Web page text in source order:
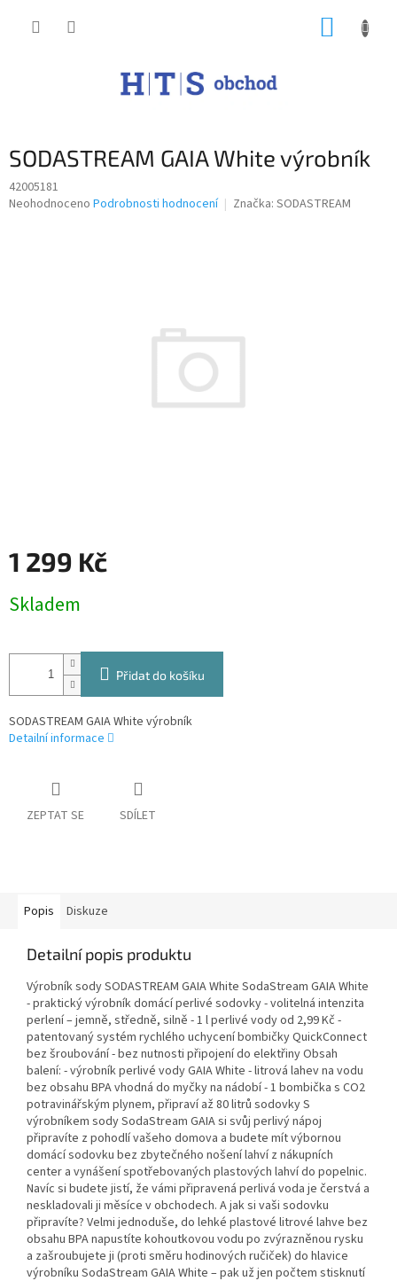
SODASTREAM GAIA White výrobník
42005181
Průměrné
Neohodnoceno Podrobnosti hodnocení Značka: SODASTREAM
1 299 Kč
cena:
Skladem
Přidat do košíku
SODASTREAM GAIA White výrobník
Detailní informace
ZEPTAT SE SDÍLET
Popis Diskuze
Detailní popis produktu
Výrobník sody SODASTREAM GAIA White SodaStream GAIA White
- praktický výrobník domácí perlivé sodovky - volitelná intenzita
perlení – jemně, středně, silně - 1 l perlivé vody od 2,99 Kč -
patentovaný systém rychlého uchycení bombičky QuickConnect
bez šroubování - bez nutnosti připojení do elektřiny Obsah
balení: - výrobník perlivé vody GAIA White - litrová lahev na vodu
bez obsahu BPA vhodná do myčky na nádobí - 1 bombička s CO2
potravinářským plynem, připraví až 80 litrů sodovky S
výrobníkem sody SodaStream GAIA si svůj perlivý nápoj
připravíte z pohodlí vašeho domova a budete mít výbornou
domácí sodovku bez zbytečného nošení lahví z nákupních
center a vynášení spotřebovaných plastových lahví do popelnic.
Navíc si budete jistí, že vámi připravená perlivá voda je čerstvá a
neskladovali ji měsíce v obchodech. A jak si vaši sodovku
připravíte? Velmi jednoduše, do lehké plastové litrové lahve bez
obsahu BPA napustíte kohoutkovou vodu po zvýrazněnou rysku
a zašroubujete ji (proti směru hodinových ručiček) do hlavice
výrobníku SodaStream GAIA White – pak už jen počtem stisknutí